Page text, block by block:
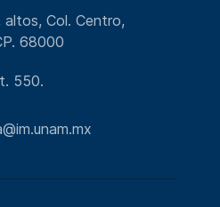
Col. Centro,
68000
550.